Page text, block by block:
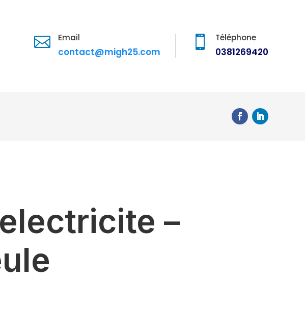
 Email
contact@migh25.com
 Téléphone
0381269420
–